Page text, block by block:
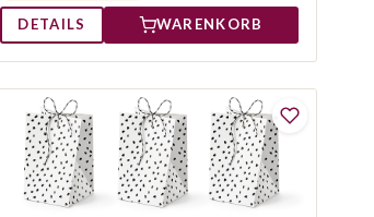
DETAILS WARENKORB